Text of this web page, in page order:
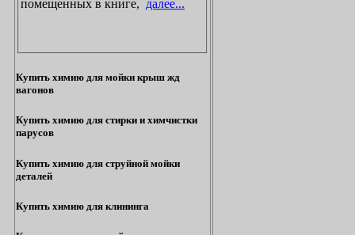
помещенных в книге, далее...
Купить химию для мойки крыш жд
вагонов
Купить химию для стирки и химчистки
парусов
Купить химию для струйной мойки
деталей
Купить химию для клининга